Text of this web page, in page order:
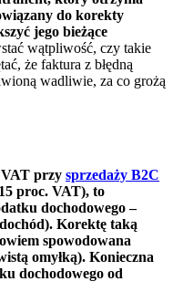
do korekty
jego bieżące
wątpliwość, czy takie
że faktura z błędną
wadliwie, za co grożą
VAT przy sprzedaży B2C
proc. VAT), to
dochodowego –
Korektę taką
spowodowana
omyłką). Konieczna
dochodowego od